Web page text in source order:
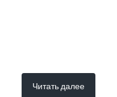
Читать далее